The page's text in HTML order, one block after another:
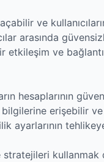
ve
arasında
ve
hesaplarının
bilgilerine erişebilir
ayarlarının
kullanmak